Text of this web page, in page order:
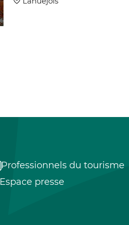
Professionnels du tourisme
Espace presse